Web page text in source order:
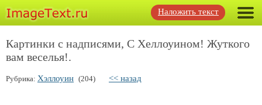
Наложить текст
Картинки с надписями, С Хеллоуином! Жуткого
вам веселья!.
Рубрика: Хэллоуин (204) << назад